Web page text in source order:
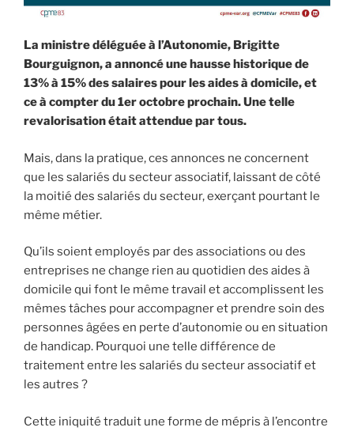
La ministre déléguée à l’Autonomie, Brigitte
Bourguignon, a annoncé une hausse historique de
13% à 15% des salaires pour les aides à domicile, et
ce à compter du 1er octobre prochain. Une telle
revalorisation était attendue par tous.
Mais, dans la pratique, ces annonces ne concernent
que les salariés du secteur associatif, laissant de côté
la moitié des salariés du secteur, exerçant pourtant le
même métier.
Qu’ils soient employés par des associations ou des
entreprises ne change rien au quotidien des aides à
domicile qui font le même travail et accomplissent les
mêmes tâches pour accompagner et prendre soin des
personnes âgées en perte d’autonomie ou en situation
de handicap. Pourquoi une telle différence de
traitement entre les salariés du secteur associatif et
les autres ?
Cette iniquité traduit une forme de mépris à l’encontre